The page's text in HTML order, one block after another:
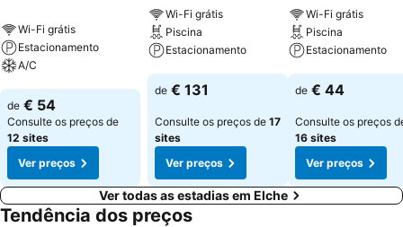
Wi-Fi grátis
Estacionamento
A/C
Ver preços
de € 54
Consulte os preços de
12 sites
Ver preços
Wi-Fi grátis
Piscina
Estacionamento
Ver preços
de € 131
Consulte os preços de 17
sites
Ver preços
Wi-Fi grátis
Piscina
Estacionamento
Ver preços
de € 44
Consulte os preços
16 sites
Ver preços
Ver todas as estadias em Elche
Tendência dos preços